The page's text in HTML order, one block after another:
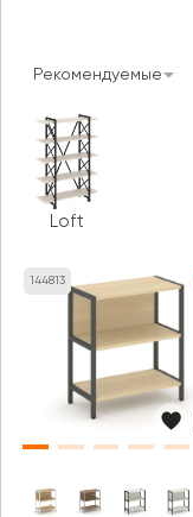
Рекомендуемые
144813
Loft